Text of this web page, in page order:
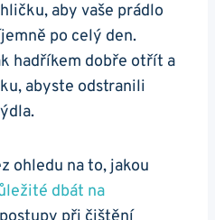
aby vaše ‍prádlo
po celý den.
hadříkem dobře otřít⁤ a
abyste odstranili
ohledu na to,‌ jakou
dbát na